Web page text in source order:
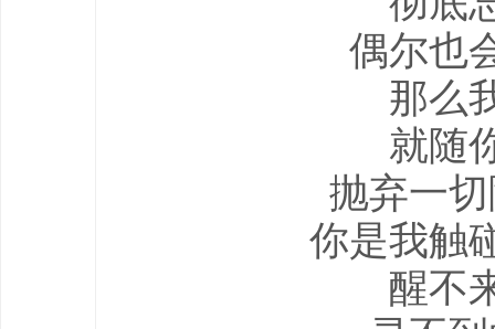
偶尔也
那么
就随
抛弃一
你是我触
醒不